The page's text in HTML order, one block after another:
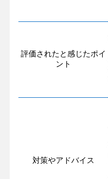
評価されたと感じたポイ
ント
対策やアドバイス